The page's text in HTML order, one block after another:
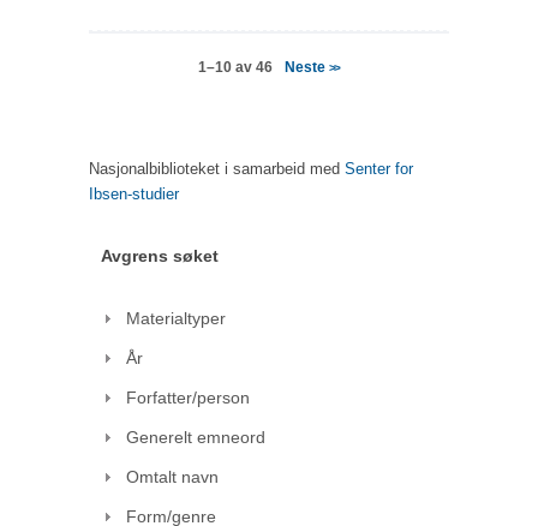
1–10 av 46 Neste>>
Nasjonalbiblioteket i samarbeid med Senter for
Ibsen-studier
Avgrens søket
Materialtyper
År
Forfatter/person
Generelt emneord
Omtalt navn
Form/genre